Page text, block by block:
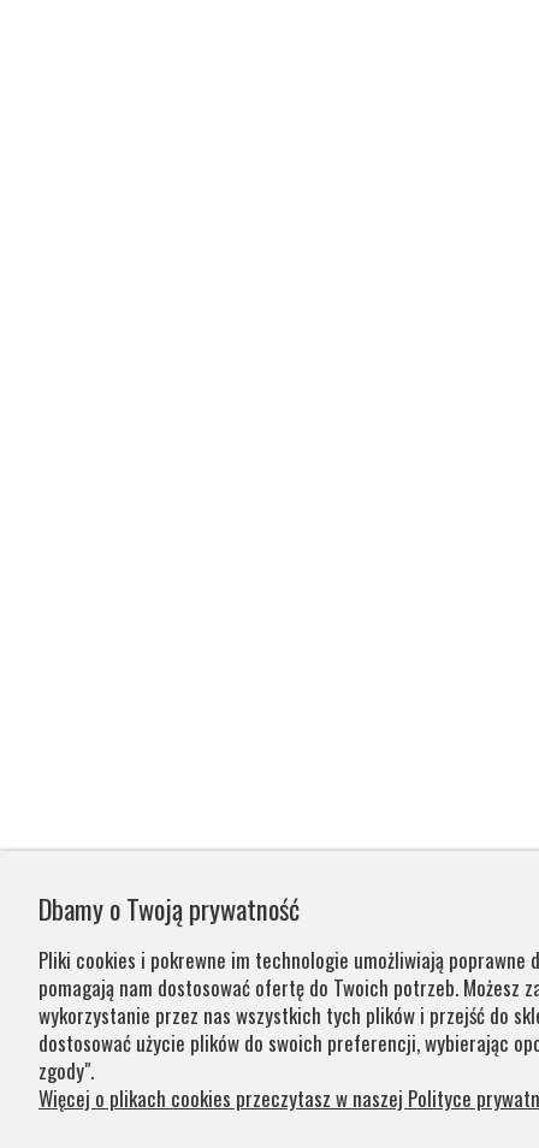
Dbamy o Twoją prywatność
Pliki cookies i pokrewne im technologie umożliwiają poprawne
pomagają nam dostosować ofertę do Twoich potrzeb. Możesz
wykorzystanie przez nas wszystkich tych plików i przejść do
dostosować użycie plików do swoich preferencji, wybierając
zgody".
Więcej o plikach cookies przeczytasz w naszej Polityce